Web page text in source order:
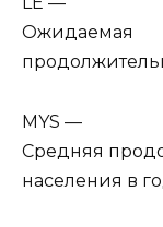
Ожидаемая
MYS —
Средняя
населения в